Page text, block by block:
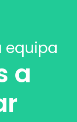
equipa
a